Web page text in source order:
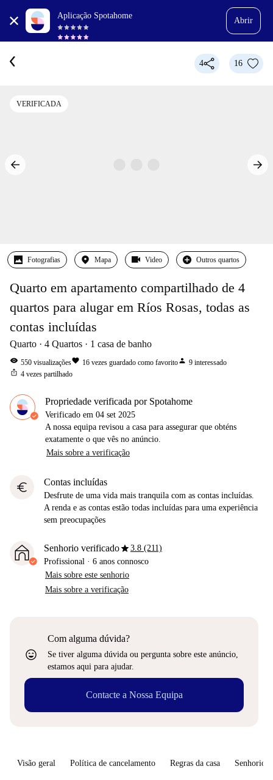
Aplicação Spotahome
Abrir
4 16
VERIFICADA
Fotografias Mapa Video Outros quartos
Quarto em apartamento compartilhado de 4
quartos para alugar em Ríos Rosas, todas as
contas incluídas
Quarto 4 Quartos 1 casa de banho
visibility 550 visualizaçõesfavorite 16 vezes guardado como favoritoperson 9 interessado
ios_share 4 vezes partilhado
Propriedade verificada por Spotahome
Verificado em 04 set 2025
A nossa equipa revisou a casa para assegurar que obténs
exatamente o que vês no anúncio.
Mais sobre a verificação
euro Contas incluídas
Desfrute de uma vida mais tranquila com as contas incluídas.
A renda e as contas estão todas incluídas para uma experiência
sem preocupações
Senhorio verificadostar3.8 (211)
Profissional · 6 anos connosco
Mais sobre este senhorio
Mais sobre a verificação
sentiment_very_satisfied
Com alguma dúvida?
Se tiver alguma dúvida ou pergunta sobre este anúncio,
estamos aqui para ajudar.
Contacte a Nossa Equipa
Visão geral Política de cancelamento Regras da casa Senhorio